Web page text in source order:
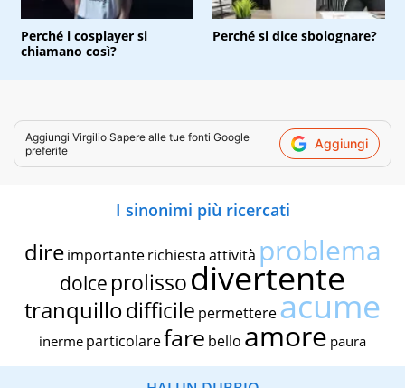
Perché i cosplayer si
chiamano così?
Perché si dice sbolognare?
Aggiungi Virgilio Sapere alle tue fonti Google
preferite
Aggiungi
I sinonimi più ricercati
dire importante richiestaattività problema
dolce prolissodivertente
tranquillodifficile permettereacume
inerme particolarefare bello amore paura